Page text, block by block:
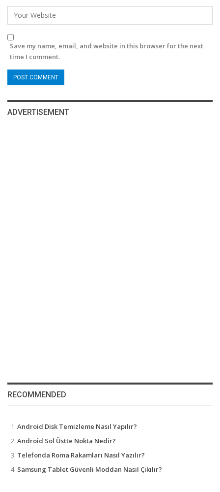
Save my name, email, and website in this browser for the next
time I comment.
ADVERTISEMENT
RECOMMENDED
Android Disk Temizleme Nasıl Yapılır?
Android Sol Üstte Nokta Nedir?
Telefonda Roma Rakamları Nasıl Yazılır?
Samsung Tablet Güvenli Moddan Nasıl Çıkılır?